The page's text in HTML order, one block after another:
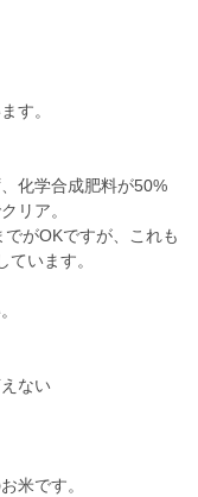
す。
化学合成肥料が50%
リア。
がOKですが、これも
います。
ない
米です。